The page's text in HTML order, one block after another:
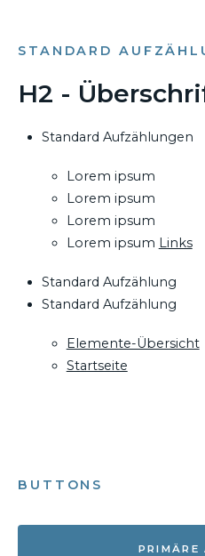
STANDARD
H2 -
Standard Aufzählungen
Lorem ipsum
Lorem ipsum
Lorem ipsum
Lorem ipsum Links
Standard Aufzählung
Standard Aufzählung
Elemente-Übersicht
Startseite
BUTTONS
PRIMÄRE